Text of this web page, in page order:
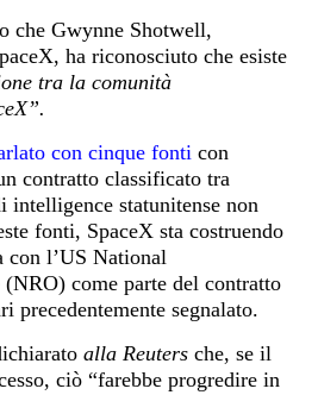
che Gwynne Shotwell,
ha riconosciuto che esiste
tra la comunità
con cinque fonti con
contratto classificato tra
intelligence statunitense non
fonti, SpaceX sta costruendo
con l’US National
come parte del contratto
segnalato.
alla Reuters che, se il
ciò “farebbe progredire in